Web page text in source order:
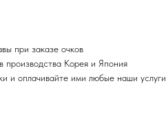
при заказе очков
производства Корея и Япония
и оплачивайте ими любые наши услуги